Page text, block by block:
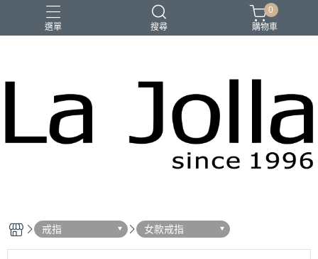
選單 搜尋
咖啡 母親節禮物
0
購物車
戒指 女款戒指